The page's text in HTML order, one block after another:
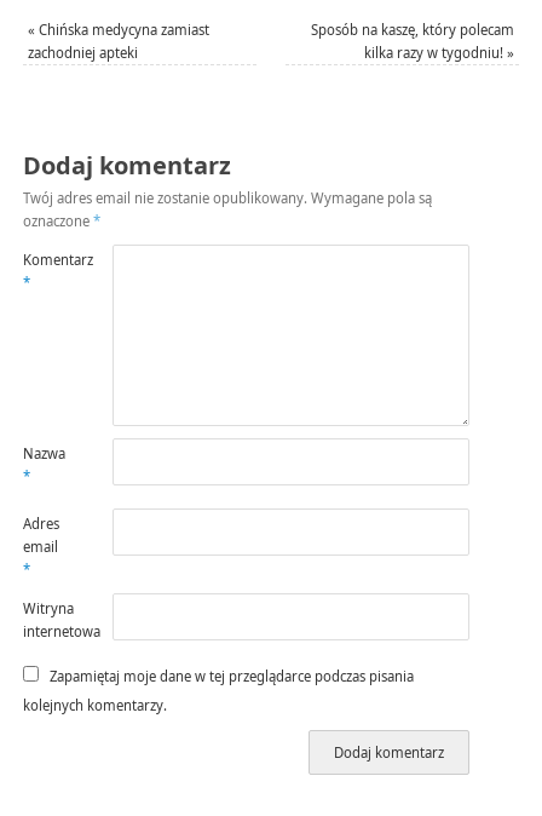
« Chińska medycyna zamiast
zachodniej apteki
Sposób na kaszę, który polecam
kilka razy w tygodniu!»
Dodaj komentarz
Twój adres email nie zostanie opublikowany. Wymagane pola są
oznaczone *
Komentarz
*
Nazwa
*
Adres
email
*
Witryna
internetowa
Zapamiętaj moje dane w tej przeglądarce podczas pisania
kolejnych komentarzy.